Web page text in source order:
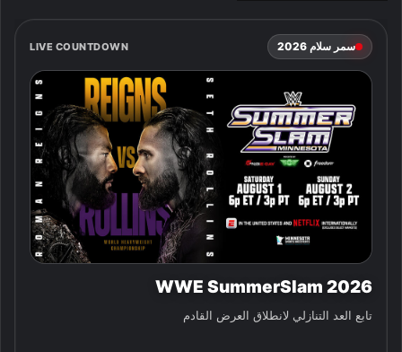
سمر سلام 2026 LIVE COUNTDOWN
WWE SummerSlam 2026
تابع العد التنازلي لانطلاق العرض القادم